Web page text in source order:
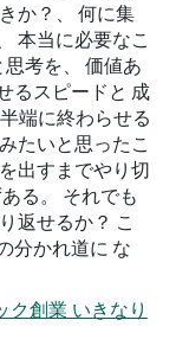
か？、 何に集
本当に必要なこ
思考を、 価値あ
るスピードと 成
端に終わらせる
たいと思ったこ
出すまでやり切
る。 それでも
返せるか？ こ
分かれ道に な
創業 いきなり